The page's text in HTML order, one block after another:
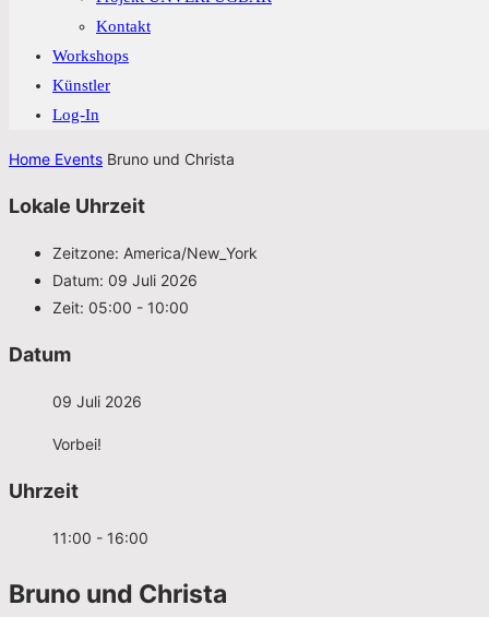
Kontakt
Workshops
Künstler
Log-In
Home Events Bruno und Christa
Lokale Uhrzeit
Zeitzone: America/New_York
Datum: 09 Juli 2026
Zeit: 05:00 - 10:00
Datum
09 Juli 2026
Vorbei!
Uhrzeit
11:00 - 16:00
Bruno und Christa